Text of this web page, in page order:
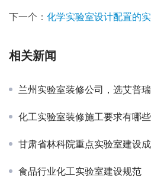
下一个： 化学实验室设计配置的
相关新闻
兰州实验室装修公司，选艾普
化工实验室装修施工要求有哪些
甘肃省林科院重点实验室建设
食品行业化工实验室建设规范